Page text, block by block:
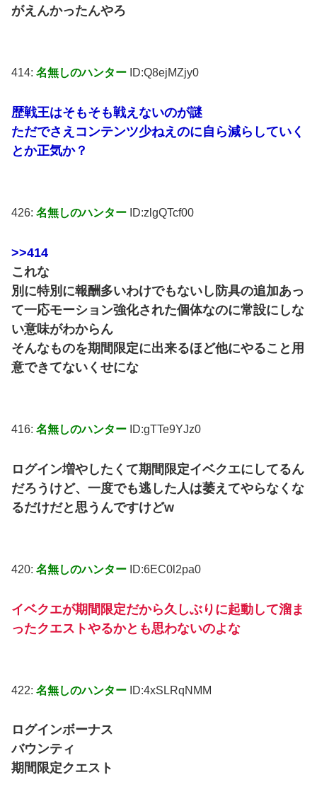
がえんかったんやろ
414: 名無しのハンター ID:Q8ejMZjy0
歴戦王はそもそも戦えないのが謎
ただでさえコンテンツ少ねえのに自ら減らしていく
とか正気か？
426: 名無しのハンター ID:zlgQTcf00
>>414
これな
別に特別に報酬多いわけでもないし防具の追加あっ
て一応モーション強化された個体なのに常設にしな
い意味がわからん
そんなものを期間限定に出来るほど他にやること用
意できてないくせにな
416: 名無しのハンター ID:gTTe9YJz0
ログイン増やしたくて期間限定イベクエにしてるん
だろうけど、一度でも逃した人は萎えてやらなくな
るだけだと思うんですけどw
420: 名無しのハンター ID:6EC0l2pa0
イベクエが期間限定だから久しぶりに起動して溜ま
ったクエストやるかとも思わないのよな
422: 名無しのハンター ID:4xSLRqNMM
ログインボーナス
バウンティ
期間限定クエスト